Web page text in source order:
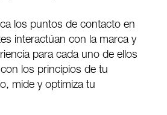
los puntos de contacto en
interactúan con la marca y
para cada uno de ellos
los principios de tu
mide y optimiza tu